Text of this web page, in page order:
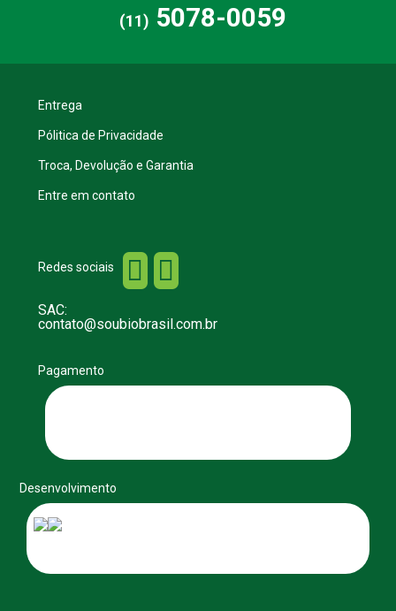
(11) 5078-0059
Entrega
Pólitica de Privacidade
Troca, Devolução e Garantia
Entre em contato
Redes sociais  
SAC:
contato@soubiobrasil.com.br
Pagamento
Desenvolvimento